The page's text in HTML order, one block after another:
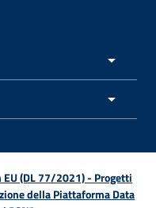
(DL 77/2021) - Progetti
della Piattaforma Data